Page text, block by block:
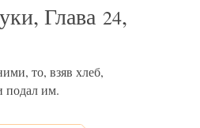
Глава 24,
то, взяв хлеб,
подал им.